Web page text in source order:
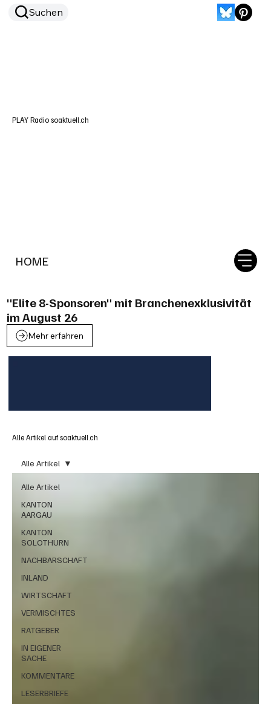
HOME
Suchen
PLAY Radio soaktuell.ch
"Elite 8-Sponsoren" mit Branchenexklusivität
im August 26
Mehr erfahren
Alle Artikel auf soaktuell.ch
Alle Artikel
KANTON
AARGAU
KANTON
SOLOTHURN
NACHBARSCHAFT
INLAND
WIRTSCHAFT
VERMISCHTES
RATGEBER
IN EIGENER
SACHE
KOMMENTARE
LESERBRIEFE
Alle Artikel